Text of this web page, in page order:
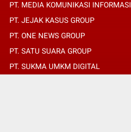
PT. MEDIA KOMUNIKASI INFORMASI
PT. JEJAK KASUS GROUP
PT. ONE NEWS GROUP
PT. SATU SUARA GROUP
PT. SUKMA UMKM DIGITAL